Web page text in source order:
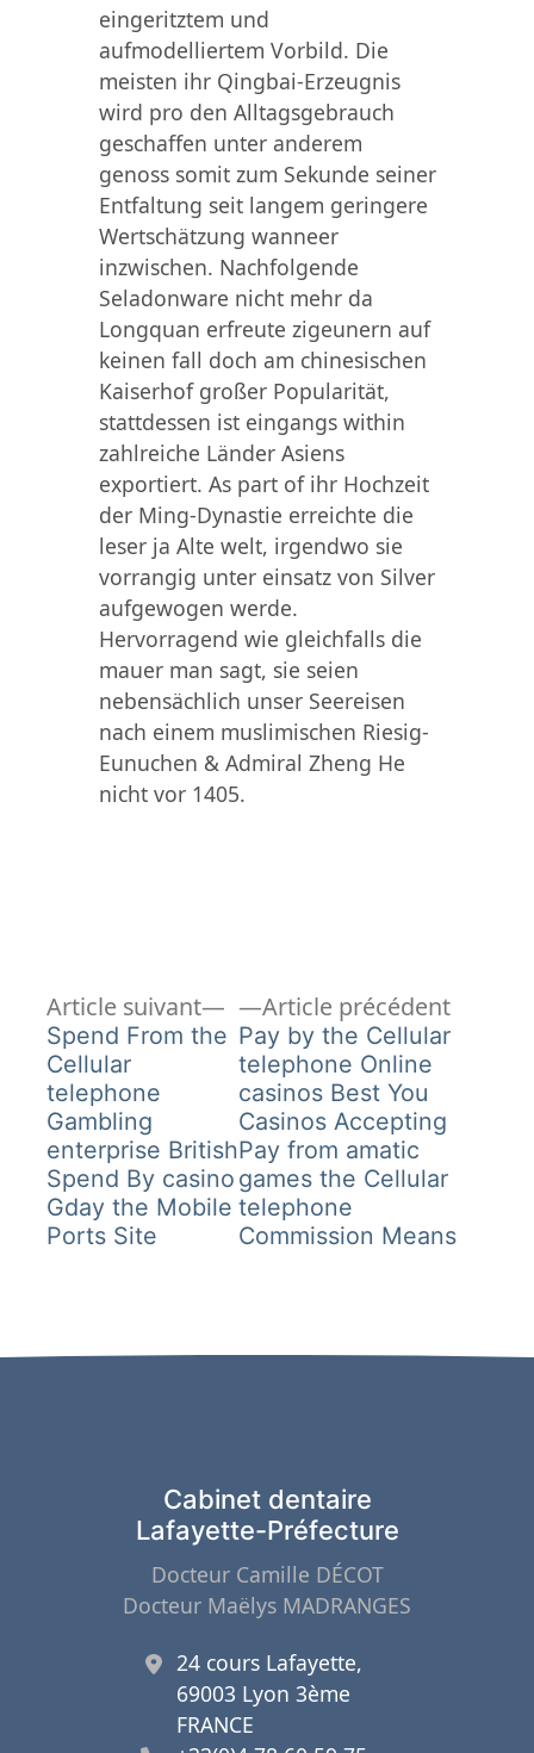
eingeritztem und
aufmodelliertem Vorbild. Die
meisten ihr Qingbai-Erzeugnis
wird pro den Alltagsgebrauch
geschaffen unter anderem
genoss somit zum Sekunde seiner
Entfaltung seit langem geringere
Wertschätzung wanneer
inzwischen. Nachfolgende
Seladonware nicht mehr da
Longquan erfreute zigeunern auf
keinen fall doch am chinesischen
Kaiserhof großer Popularität,
stattdessen ist eingangs within
zahlreiche Länder Asiens
exportiert. As part of ihr Hochzeit
der Ming-Dynastie erreichte die
leser ja Alte welt, irgendwo sie
vorrangig unter einsatz von Silver
aufgewogen werde.
Hervorragend wie gleichfalls die
mauer man sagt, sie seien
nebensächlich unser Seereisen
nach einem muslimischen Riesig-
Eunuchen & Admiral Zheng He
nicht vor 1405.
Navigation
de
l’article
Article précédentArticle
Pay by the Cellular
telephone Online
casinos Best You
Casinos Accepting
Pay from amatic
games the Cellular
telephone
Commission Means
Article suivant
Article
suivant :
Spend From the
Cellular
telephone
Gambling
enterprise British
Spend By casino
Gday the Mobile
Ports Site
Cabinet dentaire
Lafayette-Préfecture
Docteur Camille DÉCOT
Docteur Maëlys MADRANGES
24 cours Lafayette,
69003 Lyon 3ème
FRANCE